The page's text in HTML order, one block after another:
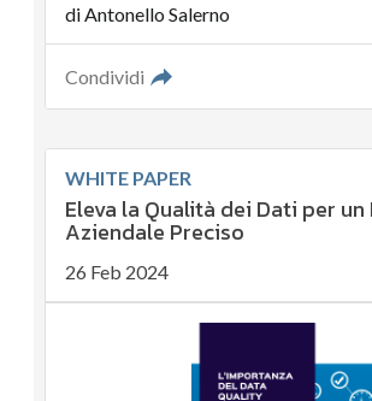
diAntonello Salerno
Condividi
WHITE PAPER
Eleva la Qualità dei Dati per
Aziendale Preciso
26 Feb 2024